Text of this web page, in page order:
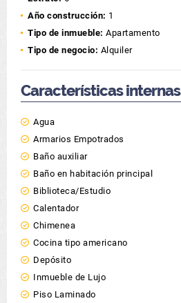
Año construcción: 1
Tipo de inmueble: Apartamento
Tipo de negocio: Alquiler
Características internas
Agua
Armarios Empotrados
Baño auxiliar
Baño en habitación principal
Biblioteca/Estudio
Calentador
Chimenea
Cocina tipo americano
Depósito
Inmueble de Lujo
Piso Laminado